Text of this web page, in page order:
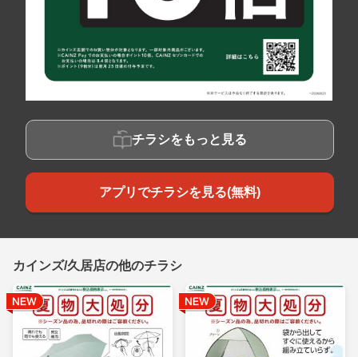
チラシをもっと見る
アプリでチラシを見る(無料)
カインズ/久居店の他のチラシ